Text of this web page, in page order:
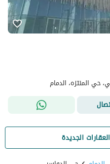
حي المنتزه، الدمام
الجديدة